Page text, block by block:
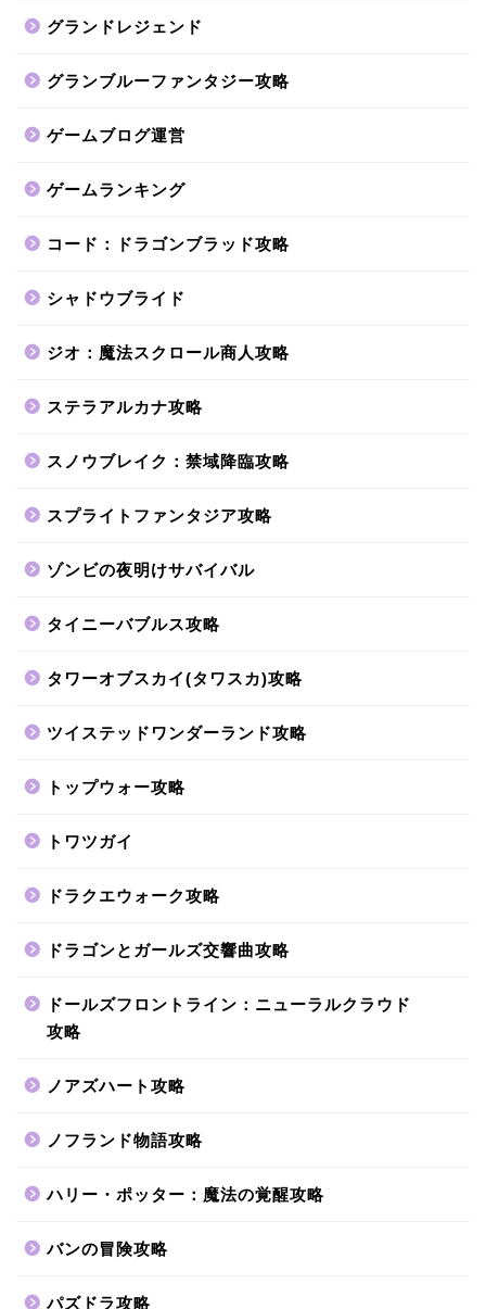
グランドレジェンド
グランブルーファンタジー攻略
ゲームブログ運営
ゲームランキング
コード：ドラゴンブラッド攻略
シャドウブライド
ジオ：魔法スクロール商人攻略
ステラアルカナ攻略
スノウブレイク：禁域降臨攻略
スプライトファンタジア攻略
ゾンビの夜明けサバイバル
タイニーバブルス攻略
タワーオブスカイ(タワスカ)攻略
ツイステッドワンダーランド攻略
トップウォー攻略
トワツガイ
ドラクエウォーク攻略
ドラゴンとガールズ交響曲攻略
ドールズフロントライン：ニューラルクラウド
攻略
ノアズハート攻略
ノフランド物語攻略
ハリー・ポッター：魔法の覚醒攻略
バンの冒険攻略
パズドラ攻略